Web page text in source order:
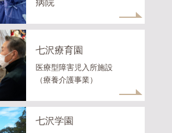
病院
七沢療育園
医療型障害児入所施設
（療養介護事業）
七沢学園